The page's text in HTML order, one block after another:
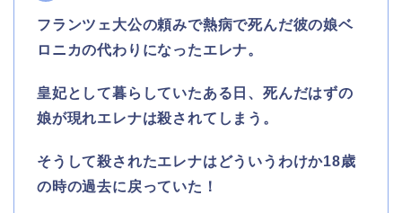
フランツェ大公の頼みで熱病で死んだ彼の娘ベ
ロニカの代わりになったエレナ。
皇妃として暮らしていたある日、死んだはずの
娘が現れエレナは殺されてしまう。
そうして殺されたエレナはどういうわけか18歳
の時の過去に戻っていた！